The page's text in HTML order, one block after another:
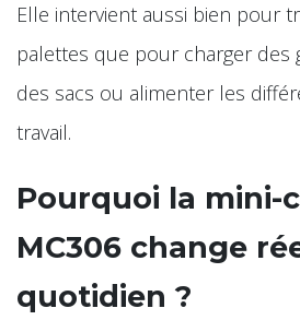
Elle intervient aussi bien pour
palettes que pour charger des
des sacs ou alimenter les
travail.
Pourquoi la mini-
MC306 change
quotidien ?